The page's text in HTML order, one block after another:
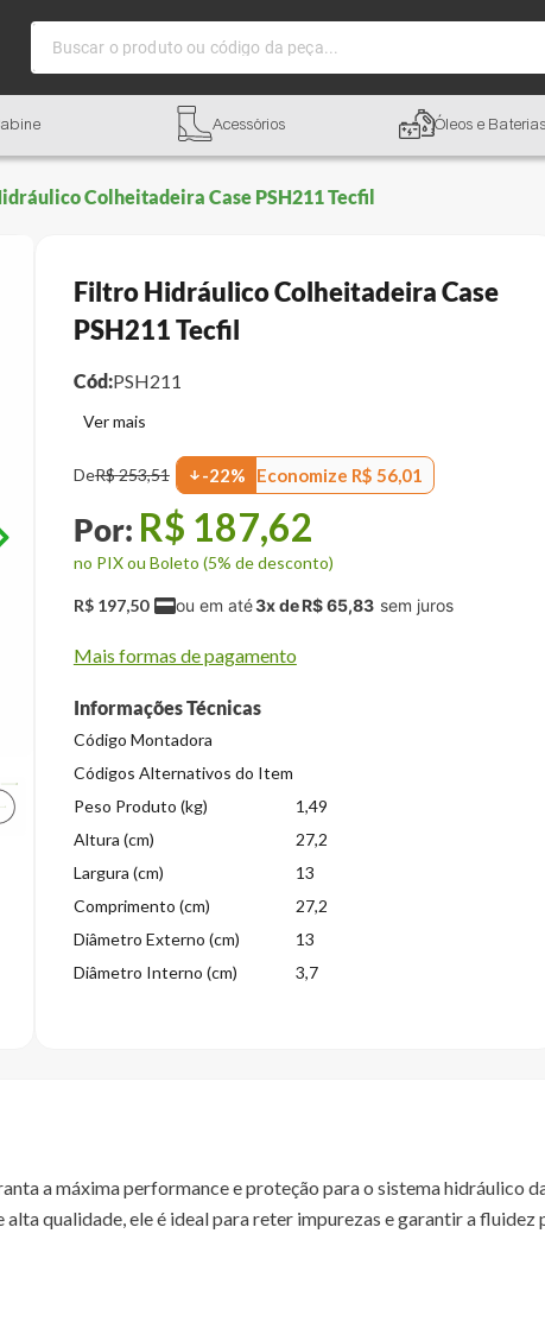
Buscar o produto ou código da peça...
Acessórios Óleos e Baterias
Colheitadeira Case PSH211 Tecfil
Filtro Hidráulico Colheitadeira Case
PSH211 Tecfil
Cód:PSH211
DeR$253,51 -22% Economize R$ 56,01
R$ 187,62
no PIX ou Boleto (5% de desconto)
R$ 197,50 3x deR$65,83
Mais formas de pagamento
Informações Técnicas
Código Montadora
Códigos Alternativos do Item
Peso Produto (kg)
1,49
Altura (cm)
27,2
Largura (cm)
13
Comprimento (cm)
27,2
Diâmetro Externo (cm)
13
Diâmetro Interno (cm)
3,7
a máxima performance e proteção para o sistema hidráulico
qualidade, ele é ideal para reter impurezas e garantir a